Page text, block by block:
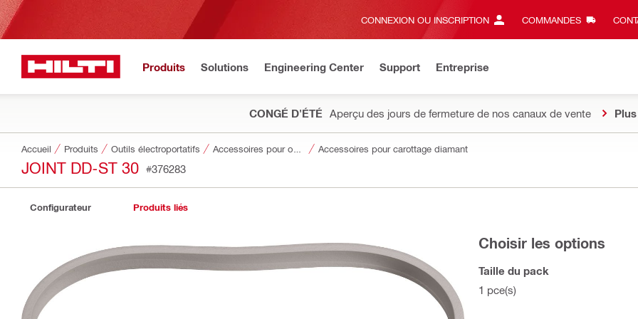
CONNEXION OU INSCRIPTION COMMANDES
Produits Solutions Engineering Center Support Entreprise
CONGÉ D'ÉTÉ Aperçu des jours de fermeture de nos canaux de vente
Accueil Produits Outils électroportatifs Accessoires pour carottage diamant
JOINT DD-ST 30 #376283
Configurateur Produits liés
Choisir les options
Taille du pack
1 pce(s)